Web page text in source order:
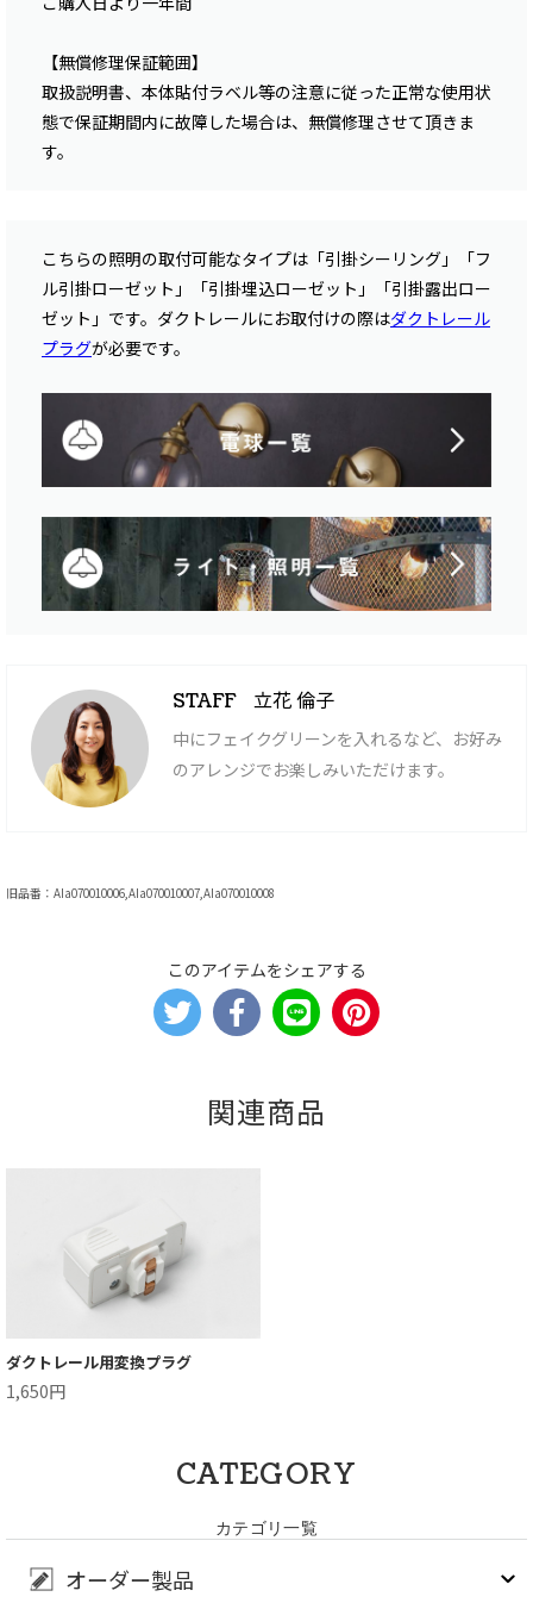
【無償修理保証範囲】
取扱説明書、本体貼付ラベル等の注意に従った正常な使用状
態で保証期間内に故障した場合は、無償修理させて頂きま
す。
こちらの照明の取付可能なタイプは「引掛シーリング」「フ
ル引掛ローゼット」「引掛埋込ローゼット」「引掛露出ロー
ゼット」です。ダクトレールにお取付けの際はダクトレール
プラグが必要です。
STAFF 立花 倫子
中にフェイクグリーンを入れるなど、お好み
のアレンジでお楽しみいただけます。
旧品番：AIa070010006,AIa070010007,AIa070010008
このアイテムをシェアする
関連商品
ダクトレール用変換プラグ
1,650円
CATEGORY
カテゴリ一覧
オーダー製品